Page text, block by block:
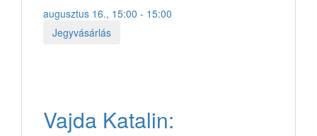
augusztus 16., 15:00 - 15:00
Jegyvásárlás
Vajda Katalin: